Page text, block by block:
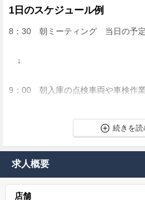
1日のスケジュール例
8：30 朝ミーティング 当日の予定
↓
9：00 朝入庫の点検車両や車検作
12：00～13：00 昼休み
↓
求人概要
店舗